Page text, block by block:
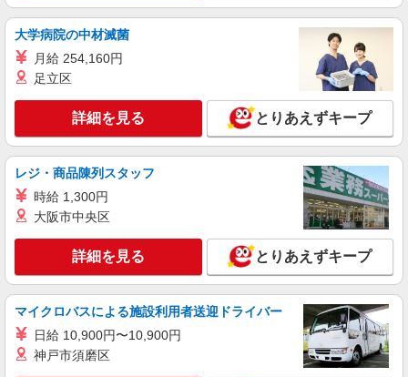
時給1500円〜2125円 ＜日払い有/週払い有/交
通費全支給(ガソリン代含む)＞
詳細を見る
株式会社kotrio /●MT-H-2067455
いつもの家事がお仕事に！？少人数の福祉施設
時給1500円〜2125円 ＜日払い有/週払い有/交
千曲市
キープ 詳細を見る
派遣社員
株式会社kotrio /●MT-H-1977721
千曲市≫日払いですぐゲッツ！グルホで家事・
大学病院の中材滅菌
月給 254,160円
足立区
詳細を見る とりあえずキープ
レジ・商品陳列スタッフ
時給 1,300円
大阪市中央区
詳細を見る とりあえずキープ
マイクロバスによる施設利用者送迎ドライバー
日給 10,900円〜10,900円
神戸市須磨区